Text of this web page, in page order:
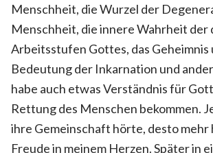
Menschheit, die Wurzel der
Menschheit, die innere Wahrheit der
Arbeitsstufen Gottes, das Geheimnis
Bedeutung der Inkarnation und
habe auch etwas Verständnis für
Rettung des Menschen bekommen.
ihre Gemeinschaft hörte, desto mehr
Freude in meinem Herzen. Später in